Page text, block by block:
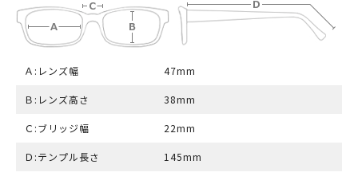
Ａ:レンズ幅 47mm
Ｂ:レンズ高さ 38mm
Ｃ:ブリッジ幅 22mm
Ｄ:テンプル長さ 145mm